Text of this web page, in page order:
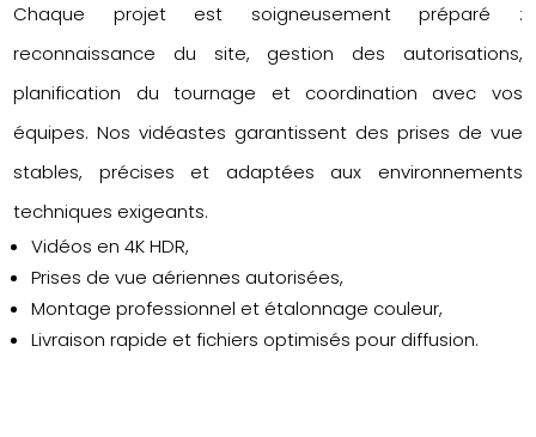
Chaque projet est soigneusement préparé :
reconnaissance du site, gestion des autorisations,
planification du tournage et coordination avec vos
équipes. Nos vidéastes garantissent des prises de vue
stables, précises et adaptées aux environnements
techniques exigeants.
Vidéos en 4K HDR,
Prises de vue aériennes autorisées,
Montage professionnel et étalonnage couleur,
Livraison rapide et fichiers optimisés pour diffusion.